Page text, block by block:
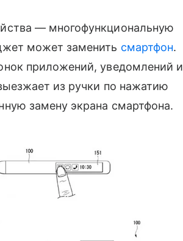
— многофункциональную
может заменить смартфон.
приложений, уведомлений и
из ручки по нажатию
замену экрана смартфона.